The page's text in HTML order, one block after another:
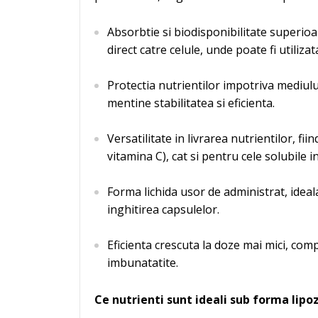
Absorbtie si biodisponibilitate
direct catre celule, unde poate fi
Protectia nutrientilor impotriva
mentine stabilitatea si eficienta.
Versatilitate in livrarea nutrientilor,
vitamina C), cat si pentru cele solubile
Forma lichida usor de administrat,
inghitirea capsulelor.
Eficienta crescuta la doze mai mici,
imbunatatite.
Ce nutrienti sunt ideali sub forma